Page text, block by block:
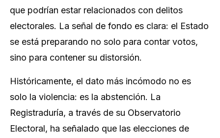
que podrían estar relacionados con delitos
electorales. La señal de fondo es clara: el Estado
se está preparando no solo para contar votos,
sino para contener su distorsión.
Históricamente, el dato más incómodo no es
solo la violencia: es la abstención. La
Registraduría, a través de su Observatorio
Electoral, ha señalado que las elecciones de